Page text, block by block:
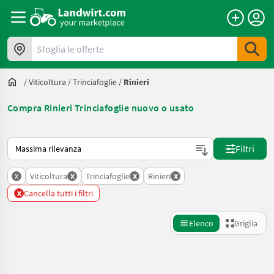
Sfoglia le offerte
/Viticoltura /Trinciafoglie / Rinieri
Compra Rinieri Trinciafoglie nuovo o usato
Ecco come viene ordinato su Landwirt.com
Filtri
x Viticoltura x Trinciafoglie x Rinieri x
x Cancella tutti i filtri
Elenco Griglia